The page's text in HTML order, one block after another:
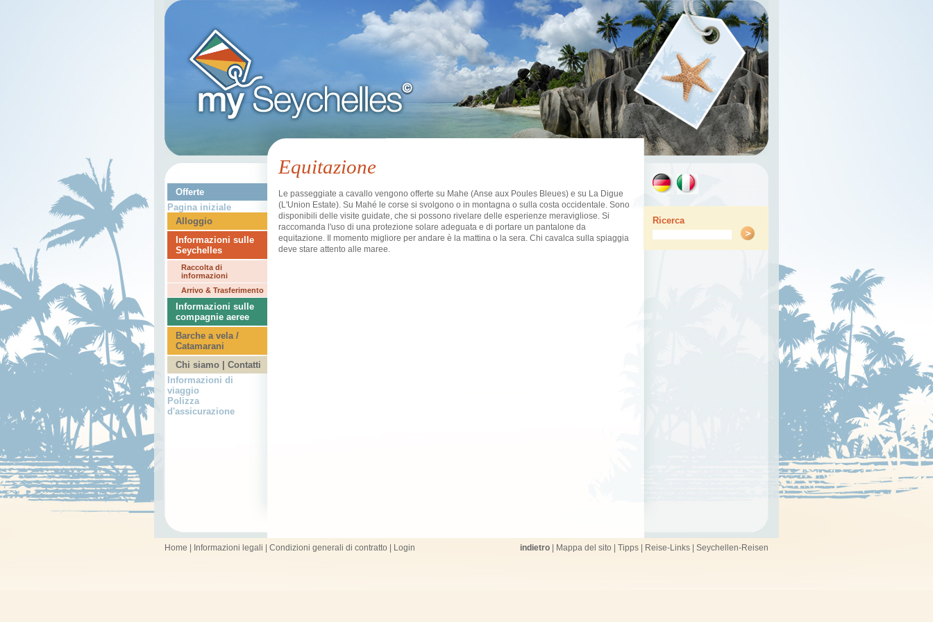
Offerte
Pagina iniziale
Alloggio
Informazioni sulle
Seychelles
Raccolta di
informazioni
Arrivo & Trasferimento
Informazioni sulle
compagnie aeree
Barche a vela /
Catamarani
Chi siamo | Contatti
Informazioni di
viaggio
Polizza
d'assicurazione
Equitazione
Le passeggiate a cavallo vengono offerte su Mahe (Anse aux Poules Bleues) e su La Digue
(L'Union Estate). Su Mahé le corse si svolgono o in montagna o sulla costa occidentale. Sono
disponibili delle visite guidate, che si possono rivelare delle esperienze meravigliose. Si
raccomanda l'uso di una protezione solare adeguata e di portare un pantalone da
equitazione. Il momento migliore per andare è la mattina o la sera. Chi cavalca sulla spiaggia
deve stare attento alle maree.
Ricerca
Home Informazioni legali Condizioni generali di contratto Login indietro Mappa del sito Tipps Reise-Links Seychellen-Reisen